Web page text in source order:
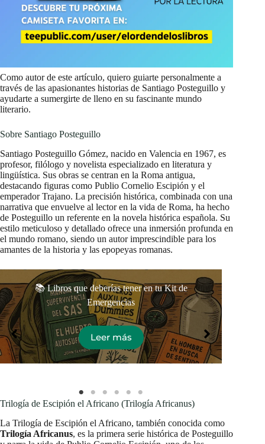
Como autor de este artículo, quiero guiarte personalmente a
través de las apasionantes historias de Santiago Posteguillo y
ayudarte a sumergirte de lleno en su fascinante mundo
literario.
Sobre Santiago Posteguillo
Santiago Posteguillo Gómez, nacido en Valencia en 1967, es
profesor, filólogo y novelista especializado en literatura y
lingüística. Sus obras se centran en la Roma antigua,
destacando figuras como Publio Cornelio Escipión y el
emperador Trajano. La precisión histórica, combinada con una
narrativa que envuelve al lector en la vida de Roma, ha hecho
de Posteguillo un referente en la novela histórica española. Su
estilo meticuloso y detallado ofrece una inmersión profunda en
el mundo romano, siendo un autor imprescindible para los
amantes de la historia y las epopeyas romanas.
📚 Libros que deberías tener en tu Kit de
Emergencias
Leer más
Trilogía de Escipión el Africano (Trilogía Africanus)
La Trilogía de Escipión el Africano, también conocida como
Trilogía Africanus, es la primera serie histórica de Posteguillo